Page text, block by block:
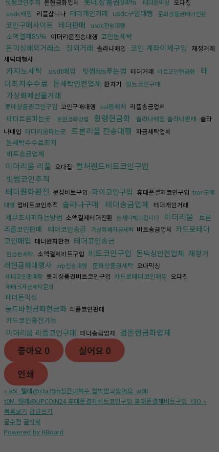
빗썸코인추적 돈현금화업체 테더돈믹싱
오다집
usdc매입
리플삽니다 테더개인거래 usdc구입대행 문화상품권테더전환
코인구매사이트 테더판매 usdc전송대행
소액결제85% 이더리움전송대행 코인돈세탁
돈믹싱해외거래소 장외거래 솔라나매입 코인 계좌이체구입
재정거래
세탁대행사
카지노세탁 usdt매입 빗썸fds푸는법 테더거래 비트코인현금화
테
더최저수수료 돈세탁안전업체 환치기 알트코인구매
가상화폐선물거래
롯데상품권코인구입 코인구매대행 sol판매처 리플송금업체
테더트론파는곳 돈현금화방법 횡령현금화 솔라나매입 솔라나판매 솔라
나매입 이더리움파는곳 트론리플 전송대행 자금세탁업체
돈세탁수수료최저
비트송금업체
이더리움 리플 오다집 컬쳐랜드비트코인구입
빗썸코인추적
테더원화환전 문상비트구입 파이코인구입 휴대폰결제코인구입 tron구매
대행 업비트코인추적 솔라나구매 테더송금업체 테더개인거래
세무조사피하는방법 소액결제테더전환 돈세탁해드립니다 이더리움 트론
리플코인판매
테더코인송금 가상화폐자금세탁 비트송금업체 카드로테더
코인매입 테더원화환전 테더코인송금
현금돈세탁 소액결제비트구입 비트코인구입 돈믹싱안전업체 재정거
래현금화대행사
xrp전송대행 문화상품권세탁 오다믹싱
테더코인판매함 롯데상품권비트코인구입 카드로테더코인매입 오다집
재테크자금세탁문의
테더돈믹싱
골드바현금화현금화 리플코인판매
카드코인충전가능
이더리움 리플코인구매 테더송금업체 검돈현금화업체
좋아요 0 싫어요 0
인쇄
« k5I_텔레@sta79m상간녀복수 협박받고있어요_w9B
t0M_텔레@UPCOIN24 휴대폰결제비트코인구입 휴대폰결제비트구입_f3O »
목록보기 답글쓰기
글수정 글삭제
Powered by KBoard